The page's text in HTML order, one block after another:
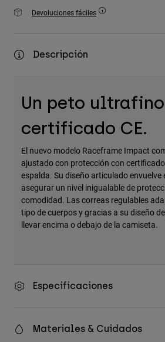
Accesorios
Bolsas y Mochilas
Devoluciones fáciles
Descripción
Un peto
certificado CE.
El nuevo modelo Raceframe Impact
ajustado con protección con certificado
espalda. Su diseño articulado envuelve
asegurar un nivel inigualable de
comodidad. Las correas regulables
tipo de cuerpos y gracias a su diseño
llevar encima o debajo de la camiseta.
Especificaciones
Materiales & Cuidados